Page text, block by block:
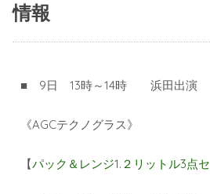
情報
■ 9日 13時～14時 浜田出演
《AGCテクノグラス》
【パック＆レンジ1.２リットル3点